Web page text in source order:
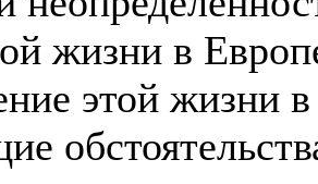
жизни в
этой жизни